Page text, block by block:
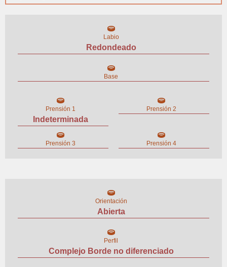
Labio
Redondeado
Base
Prensión 1
Indeterminada
Prensión 2
Prensión 3 Prensión 4
Orientación
Abierta
Perfil
Complejo Borde no diferenciado